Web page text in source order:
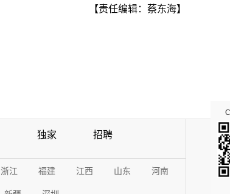
【责任编辑：蔡东海】
独家 招聘
浙江 福建 江西 山东 河南